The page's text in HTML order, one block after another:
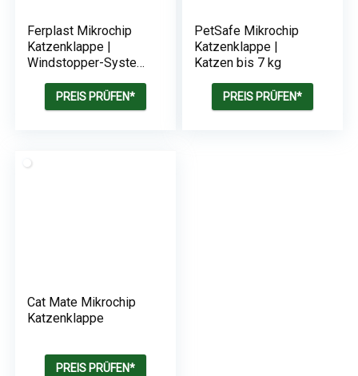
Ferplast Mikrochip
Katzenklappe |
Windstopper-System
letzten Durchgang
PREIS PRÜFEN*
PetSafe Mikrochip
Katzenklappe |
Katzen bis 7 kg
PREIS PRÜFEN*
Cat Mate Mikrochip
Katzenklappe
PREIS PRÜFEN*